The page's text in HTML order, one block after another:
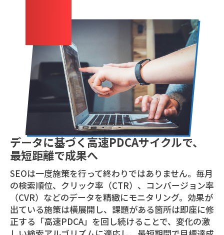
データに基づく高速PDCAサイクルで、
最短距離で成果へ
SEOは一度施策を行って終わりではありません。毎月
の検索順位、クリック率（CTR）、コンバージョン率
（CVR）などのデータを精緻にモニタリング。効果が
出ている施策は横展開し、課題がある箇所は即座に修
正する「高速PDCA」を回し続けることで、変化の激